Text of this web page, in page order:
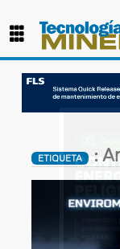
ETIQUETA :